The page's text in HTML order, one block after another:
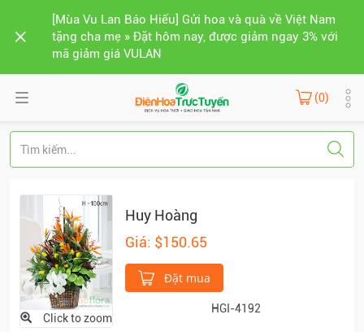
[Mùa Vu Lan Báo Hiếu] Gửi hoa và quà về Việt Nam
tặng cha mẹ » Đặt hôm nay, được giảm ngay 3% với
mã giảm giá VULAN
(0)
Click to zoom
Huy Hoàng
Giá: $150.65
Đặt mua
HGI-4192